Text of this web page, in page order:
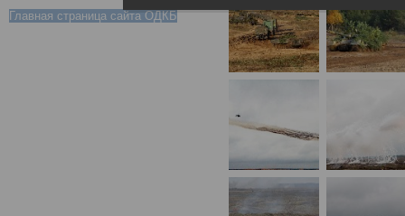
Главная страница сайта ОДКБ